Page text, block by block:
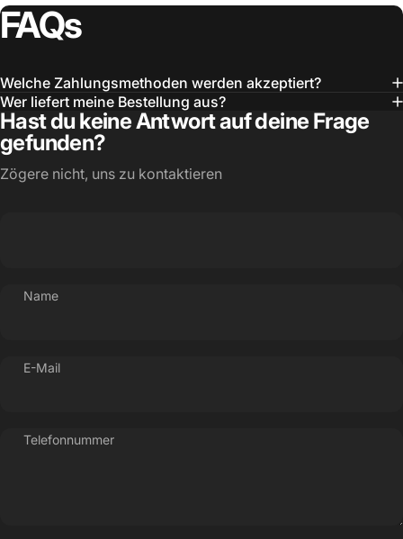
FAQs
Welche Zahlungsmethoden werden akzeptiert?
Wer liefert meine Bestellung aus?
Hast du keine Antwort auf deine Frage
gefunden?
Zögere nicht, uns zu kontaktieren
Name
E-Mail
Telefonnummer